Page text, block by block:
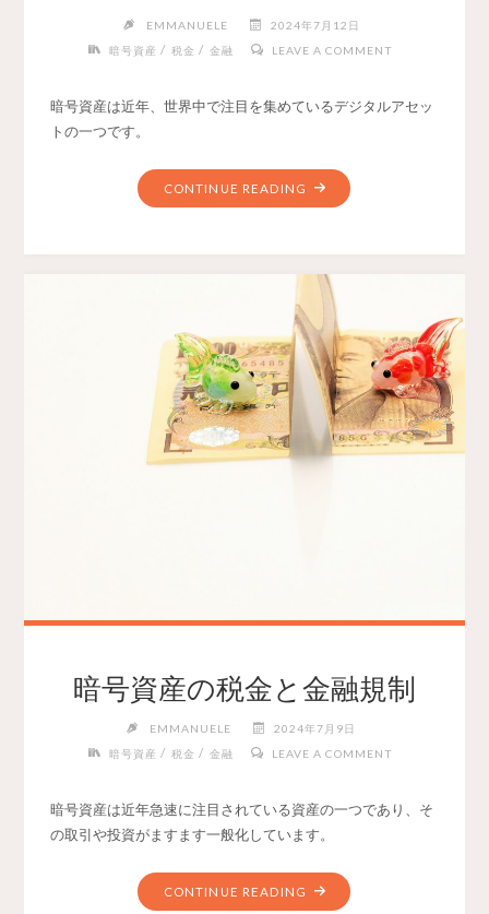
EMMANUELE
2024年7月12日
暗号資産 / 税金 / 金融 LEAVE A COMMENT
暗号資産は近年、世界中で注目を集めているデジタルアセッ
トの一つです。
CONTINUE READING
暗号資産の税金と金融規制
EMMANUELE
2024年7月9日
暗号資産 / 税金 / 金融 LEAVE A COMMENT
暗号資産は近年急速に注目されている資産の一つであり、そ
の取引や投資がますます一般化しています。
CONTINUE READING